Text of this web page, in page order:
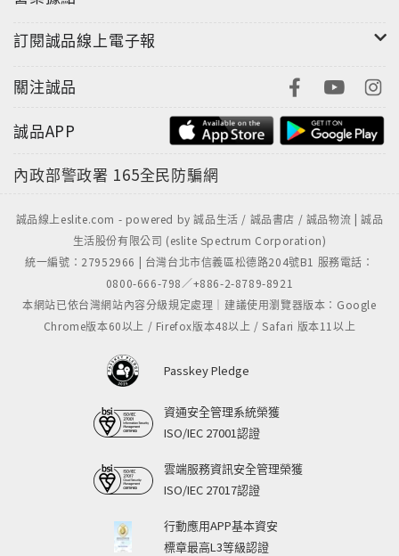
訂閱誠品線上電子報
關注誠品
誠品APP
內政部警政署 165全民防騙網
誠品線上eslite.com - powered by 誠品生活 / 誠品書店 / 誠品物流 | 誠品
生活股份有限公司 (eslite Spectrum Corporation)
統一編號：27952966 | 台灣台北市信義區松德路204號B1 服務電話：
0800-666-798／+886-2-8789-8921
本網站已依台灣網站內容分級規定處理｜建議使用瀏覽器版本：Google
Chrome版本60以上 / Firefox版本48以上 / Safari 版本11以上
Passkey Pledge
資通安全管理系統榮獲
ISO/IEC 27001認證
雲端服務資訊安全管理榮獲
ISO/IEC 27017認證
行動應用APP基本資安
標章最高L3等級認證